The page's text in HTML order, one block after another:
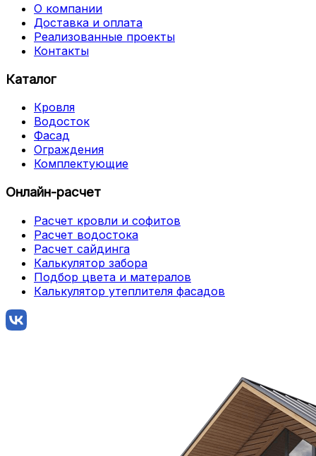
О компании
Доставка и оплата
Реализованные проекты
Контакты
Каталог
Кровля
Водосток
Фасад
Ограждения
Комплектующие
Онлайн-расчет
Расчет кровли и софитов
Расчет водостока
Расчет сайдинга
Калькулятор забора
Подбор цвета и матералов
Калькулятор утеплителя фасадов